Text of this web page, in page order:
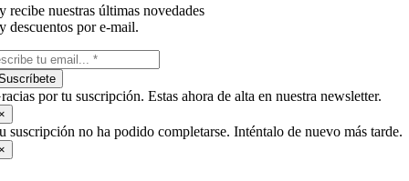
y recibe nuestras últimas novedades
y descuentos por e-mail.
por tu suscripción. Estas ahora de alta en nuestra newsletter.
suscripción no ha podido completarse. Inténtalo de nuevo más tarde.